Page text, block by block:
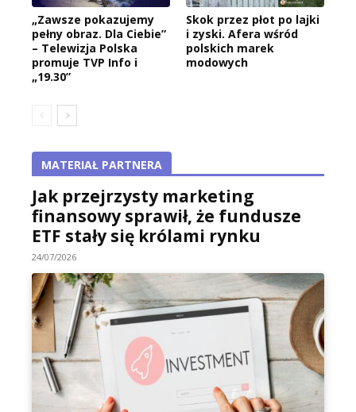
„Zawsze pokazujemy
pełny obraz. Dla Ciebie”
– Telewizja Polska
promuje TVP Info i
„19.30”
Skok przez płot po lajki
i zyski. Afera wśród
polskich marek
modowych
MATERIAŁ PARTNERA
Jak przejrzysty marketing
finansowy sprawił, że fundusze
ETF stały się królami rynku
24/07/2026